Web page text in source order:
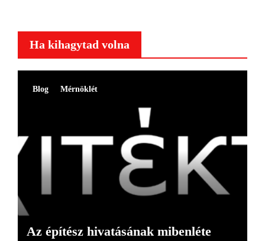
Ha kihagytad volna
Blog Mérnöklét
Az építész hivatásának mibenléte